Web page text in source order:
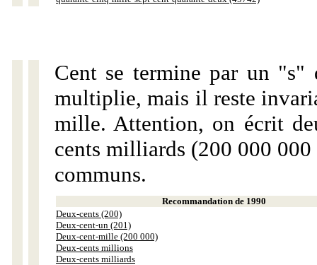
Cent se termine par un "s"
multiplie, mais il reste
mille. Attention, on écrit
cents milliards (200 000
communs.
Recommandation de 1990
Deux-cents (200)
Deux-cent-un (201)
Deux-cent-mille (200 000)
Deux-cents millions
Deux-cents milliards